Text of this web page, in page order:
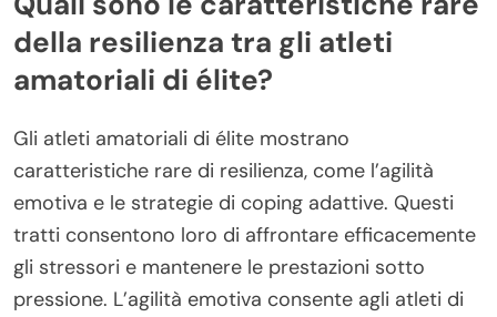
della resilienza tra gli atleti
amatoriali di élite?
Gli atleti amatoriali di élite mostrano
caratteristiche rare di resilienza, come l’agilità
emotiva e le strategie di coping adattive. Questi
tratti consentono loro di affrontare efficacemente
gli stressori e mantenere le prestazioni sotto
pressione. L’agilità emotiva consente agli atleti di